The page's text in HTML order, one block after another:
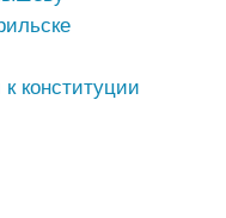
конституции